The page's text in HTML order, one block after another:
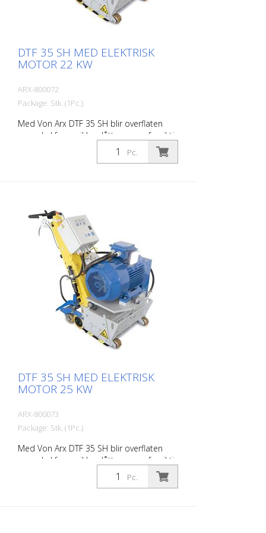
DTF 35 SH MED ELEKTRISK
MOTOR 22 KW
ARX-800072
Package: Stk. (1Pc.)
Med Von Arx DTF 35 SH blir overflaten
som skal freses ikke slått av, men forsiktig
slipt ned. Dette gir maskinen en rolig
gange og et jevnt og fint fresemønster.
Avstand til veggen: 10,7 cm Skjæredybde:
opptil 25 mm Effekt 22 kW Leveres uten
freseverktøy, tromler osv.
Pc.
DTF 35 SH MED ELEKTRISK
MOTOR 25 KW
ARX-800073
Package: Stk. (1Pc.)
Med Von Arx DTF 35 SH blir overflaten
som skal freses ikke slått av, men forsiktig
slipt ned. Dette gir maskinen en rolig
gange og et jevnt og fint fresemønster.
Pc.